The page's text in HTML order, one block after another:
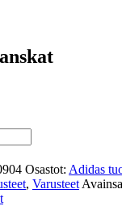
Osastot: Adidas
, Varusteet